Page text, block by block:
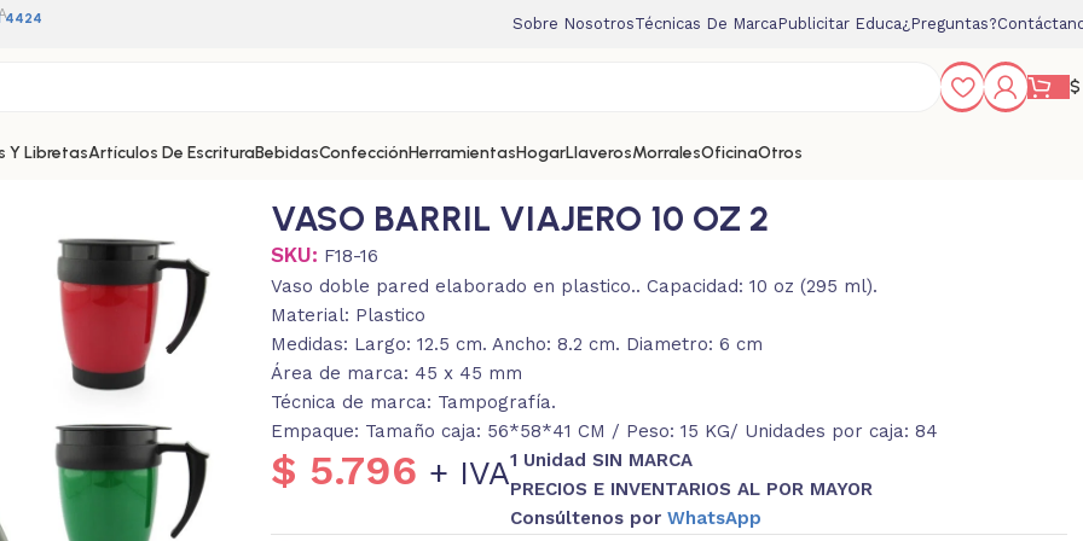
4424 Sobre NosotrosTécnicas De MarcaPublicitar Educa¿Preguntas?
$
Y LibretasArtículos De EscrituraBebidasConfecciónHerramientasHogarLlaverosMorralesOficinaOtros
VASO BARRIL VIAJERO 10 OZ 2
SKU: F18-16
Vaso doble pared elaborado en plastico.. Capacidad: 10 oz (295 ml).
Material: Plastico
Medidas: Largo: 12.5 cm. Ancho: 8.2 cm. Diametro: 6 cm
Área de marca: 45 x 45 mm
Técnica de marca: Tampografía.
Empaque: Tamaño caja: 56*58*41 CM / Peso: 15 KG/ Unidades por caja: 84
$ 5.796 + IVA1 Unidad SIN MARCA
PRECIOS E INVENTARIOS AL POR MAYOR
Consúltenos por WhatsApp